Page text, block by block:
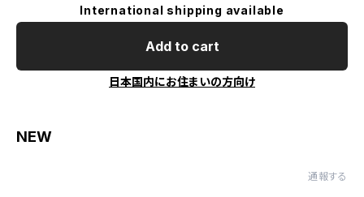
International shipping available
Add to cart
日本国内にお住まいの方向け
NEW
通報する